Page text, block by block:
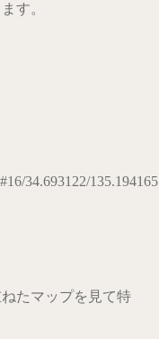
す。
34.693122/135.194165
たマップを見て特